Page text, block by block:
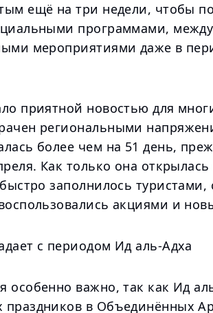
ещё на три недели, чтобы
программами,
мероприятиями даже в
приятной новостью для
региональными
более чем на 51 день,
Как только она
заполнилось
акциями и
с периодом Ид аль-Адха
особенно важно, так как Ид
в Объединённых